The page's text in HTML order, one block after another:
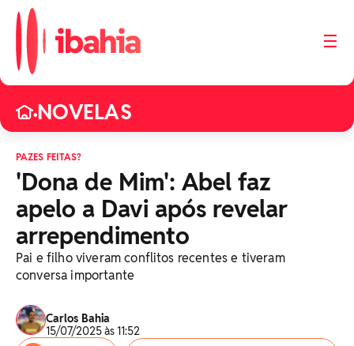
☰
•NOVELAS
PAZES FEITAS?
'Dona de Mim': Abel faz
apelo a Davi após revelar
arrependimento
Pai e filho viveram conflitos recentes e tiveram
conversa importante
Carlos Bahia
15/07/2025 às 11:52